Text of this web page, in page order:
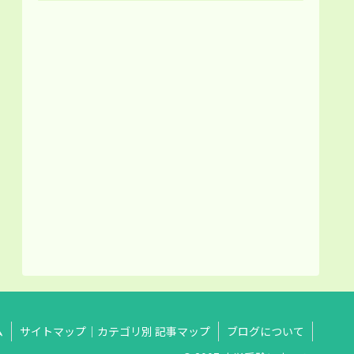
サイトマップ｜カテゴリ別 記事マップ
ブログについて